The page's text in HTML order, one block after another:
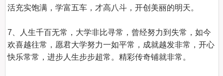
活充实饱满，学富五车，才高八斗，开创美丽的明天。
7、人生千百无常，大学非比寻常，曾经努力到失常，如今
欢喜越往常，愿君大学努力一如平常，成就越发非常，开心
快乐常常，进步人生步步超常。精彩传奇铺就非常。